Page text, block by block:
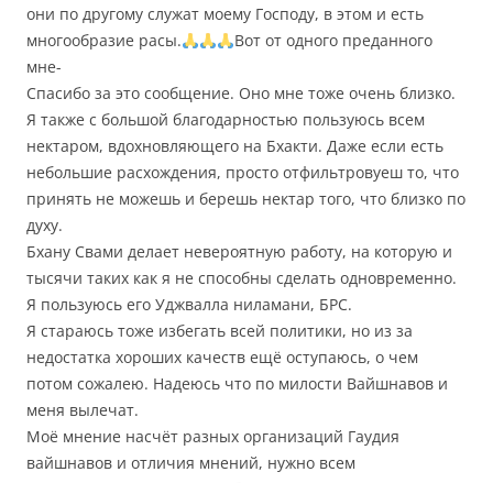
они по другому служат моему Господу, в этом и есть
многообразие расы.
Вот от одного преданного
мне-
Спасибо за это сообщение. Оно мне тоже очень близко.
Я также с большой благодарностью пользуюсь всем
нектаром, вдохновляющего на Бхакти. Даже если есть
небольшие расхождения, просто отфильтровуеш то, что
принять не можешь и берешь нектар того, что близко по
духу.
Бхану Свами делает невероятную работу, на которую и
тысячи таких как я не способны сделать одновременно.
Я пользуюсь его Уджвалла ниламани, БРС.
Я стараюсь тоже избегать всей политики, но из за
недостатка хороших качеств ещё оступаюсь, о чем
потом сожалею. Надеюсь что по милости Вайшнавов и
меня вылечат.
Моё мнение насчёт разных организаций Гаудия
вайшнавов и отличия мнений, нужно всем